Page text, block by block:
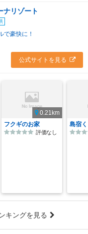
ナリゾート
で豪快に！
公式サイトを見る
0.21km
フクギのお家
評価なし
島宿
キングを見る